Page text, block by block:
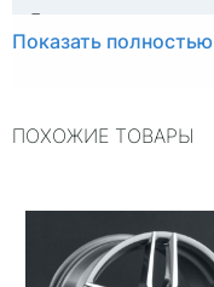
Группа
ЦО
Ширина (диски)
Показать полностью
ПОХОЖИЕ ТОВАРЫ